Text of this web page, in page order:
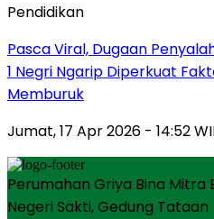
Pendidikan
Pasca Viral, Dugaan
1 Negri Ngarip Diperkuat
Memburuk
Jumat, 17 Apr 2026 - 14:52
Perumahan Griya Bina Mitra
Negeri Sakti, Gedung Tataan